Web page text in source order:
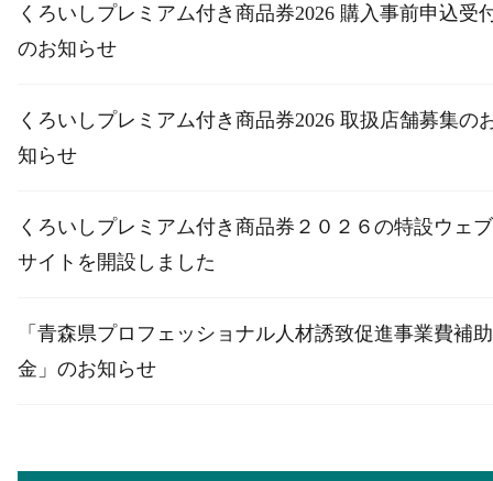
くろいしプレミアム付き商品券2026 購入事前申込受
のお知らせ
くろいしプレミアム付き商品券2026 取扱店舗募集の
知らせ
くろいしプレミアム付き商品券２０２６の特設ウェブ
サイトを開設しました
「青森県プロフェッショナル人材誘致促進事業費補助
金」のお知らせ